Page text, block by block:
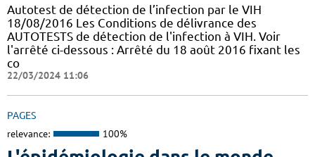
Autotest de détection de l’infection par le VIH
18/08/2016 Les Conditions de délivrance des
AUTOTESTS de détection de l'infection à VIH. Voir
l'arrêté ci-dessous : Arrêté du 18 août 2016 fixant les
co
22/03/2024 11:06
PAGES
relevance: 100%